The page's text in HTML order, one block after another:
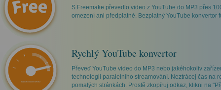
S Freemake převedlo video z YouTube do MP3 přes
omezení ani předplatné. Bezplatný YouTube konvertor
Rychlý YouTube konvertor
Převeď YouTube video do MP3 nebo jakéhokoliv
technologii paralelního streamování. Neztrácej čas na
pomalých stránkách. Prostě zkopíruj odkaz, klikni na